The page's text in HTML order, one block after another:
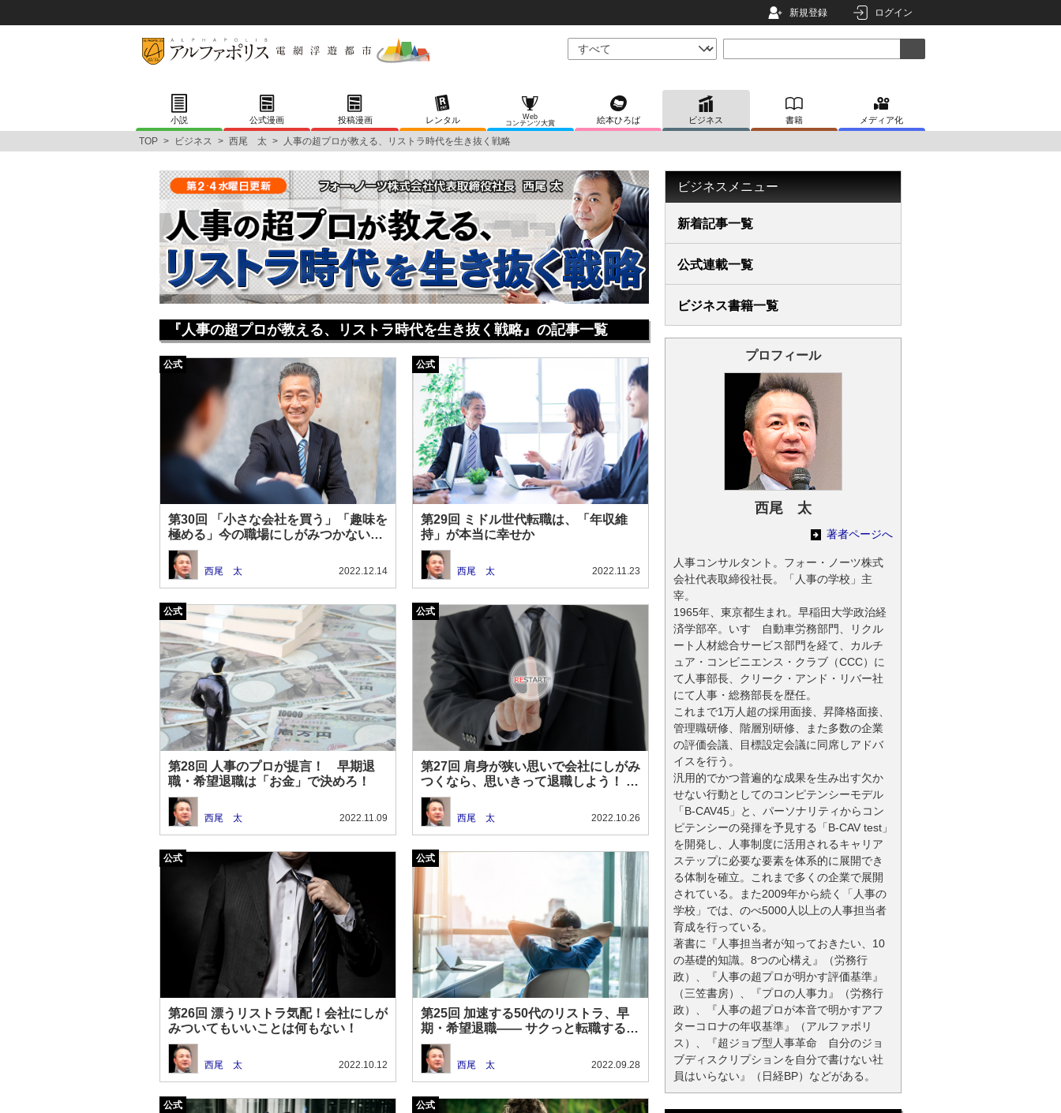
新規登録 ログイン
小説 公式漫画 投稿漫画 レンタル
Web
コンテンツ大賞
絵本ひろば ビジネス 書籍 メディア化
TOP > ビジネス > 西尾 太 > 人事の超プロが教える、リストラ時代を生き抜く戦略
『人事の超プロが教える、リストラ時代を生き抜く戦略』の記事一覧
第30回 「小さな会社を買う」「趣味を
極める」今の職場にしがみつかないリ
ストラ時代の生き方
西尾 太 2022.12.14
第29回 ミドル世代転職は、「年収維
持」が本当に幸せか
西尾 太 2022.11.23
第28回 人事のプロが提言！ 早期退
職・希望退職は「お金」で決めろ！
西尾 太 2022.11.09
第27回 肩身が狭い思いで会社にしがみ
つくなら、思いきって退職しよう！ 50
代の転職４つのポイント！
西尾 太 2022.10.26
第26回 漂うリストラ気配！会社にしが
みついてもいいことは何もない！
西尾 太 2022.10.12
第25回 加速する50代のリストラ、早
期・希望退職―― サクっと転職すると
いう選択肢を持とう！
西尾 太 2022.09.28
ビジネスメニュー
新着記事一覧
公式連載一覧
ビジネス書籍一覧
プロフィール
西尾 太
著者ページへ
人事コンサルタント。フォー・ノーツ株式
会社代表取締役社長。「人事の学校」主
宰。
1965年、東京都生まれ。早稲田大学政治経
済学部卒。いすゞ自動車労務部門、リクル
ート人材総合サービス部門を経て、カルチ
ュア・コンビニエンス・クラブ（CCC）に
て人事部長、クリーク・アンド・リバー社
にて人事・総務部長を歴任。
これまで1万人超の採用面接、昇降格面接、
管理職研修、階層別研修、また多数の企業
の評価会議、目標設定会議に同席しアドバ
イスを行う。
汎用的でかつ普遍的な成果を生み出す欠か
せない行動としてのコンピテンシーモデル
「B-CAV45」と、パーソナリティからコン
ピテンシーの発揮を予見する「B-CAV test」
を開発し、人事制度に活用されるキャリア
ステップに必要な要素を体系的に展開でき
る体制を確立。これまで多くの企業で展開
されている。また2009年から続く「人事の
学校」では、のべ5000人以上の人事担当者
育成を行っている。
著書に『人事担当者が知っておきたい、10
の基礎的知識。8つの心構え』（労務行
政）、『人事の超プロが明かす評価基準』
（三笠書房）、『プロの人事力』（労務行
政）、『人事の超プロが本音で明かすアフ
ターコロナの年収基準』（アルファポリ
ス）、『超ジョブ型人事革命 自分のジョ
ブディスクリプションを自分で書けない社
員はいらない』（日経BP）などがある。